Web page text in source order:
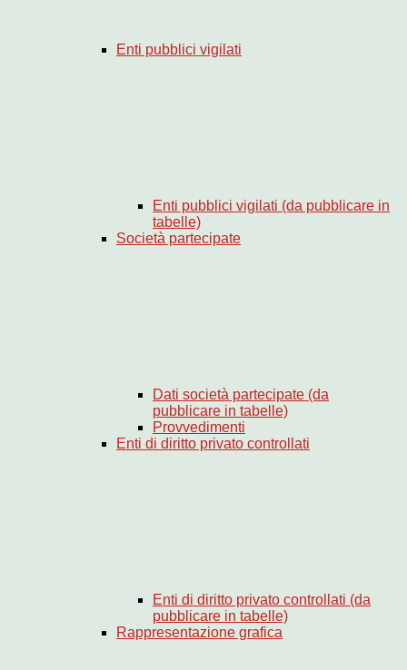
Enti pubblici vigilati
Enti pubblici vigilati (da pubblicare in
tabelle)
Società partecipate
Dati società partecipate (da
pubblicare in tabelle)
Provvedimenti
Enti di diritto privato controllati
Enti di diritto privato controllati (da
pubblicare in tabelle)
Rappresentazione grafica